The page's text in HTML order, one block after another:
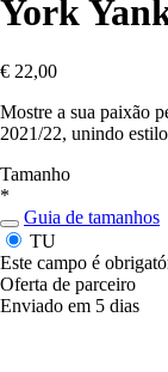
York
€ 22,00
Mostre a sua paixão
2021/22, unindo
Tamanho
*
Guia de tamanhos
TU
Este campo é
Oferta de parceiro
Enviado em 5 dias